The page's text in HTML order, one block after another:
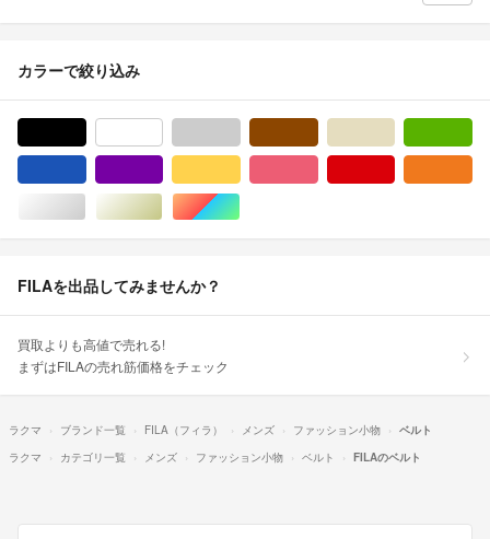
カラーで絞り込み
シルバー/銀色系ゴールド/金色系マルチカラー
FILAを出品してみませんか？
買取よりも高値で売れる!
まずはFILAの売れ筋価格をチェック
ラクマ ブランド一覧 FILA（フィラ） メンズ ファッション小物
ベルト
ラクマ
カテゴリ一覧 メンズ ファッション小物 ベルト FILAのベルト